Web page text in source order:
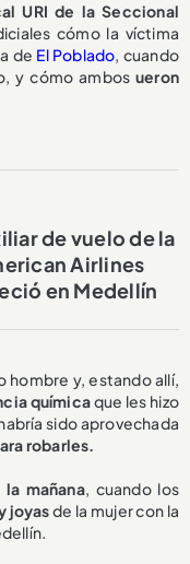
URI de la Seccional
cómo la víctima
de El Poblado, cuando
y cómo ambos ueron
de vuelo de la
Airlines
en Medellín
hombre y, estando allí,
químicaque les hizo
sido aprovechada
robarles.
mañana, cuando los
joyasde la mujer con la